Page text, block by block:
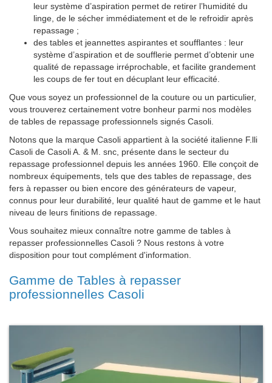
leur système d’aspiration permet de retirer l’humidité du
linge, de le sécher immédiatement et de le refroidir après
repassage ;
des tables et jeannettes aspirantes et soufflantes : leur
système d’aspiration et de soufflerie permet d’obtenir une
qualité de repassage irréprochable, et facilite grandement
les coups de fer tout en décuplant leur efficacité.
Que vous soyez un professionnel de la couture ou un particulier,
vous trouverez certainement votre bonheur parmi nos modèles
de tables de repassage professionnels signés Casoli.
Notons que la marque Casoli appartient à la société italienne F.lli
Casoli de Casoli A. & M. snc, présente dans le secteur du
repassage professionnel depuis les années 1960. Elle conçoit de
nombreux équipements, tels que des tables de repassage, des
fers à repasser ou bien encore des générateurs de vapeur,
connus pour leur durabilité, leur qualité haut de gamme et le haut
niveau de leurs finitions de repassage.
Vous souhaitez mieux connaître notre gamme de tables à
repasser professionnelles Casoli ? Nous restons à votre
disposition pour tout complément d'information.
Gamme de Tables à repasser
professionnelles Casoli